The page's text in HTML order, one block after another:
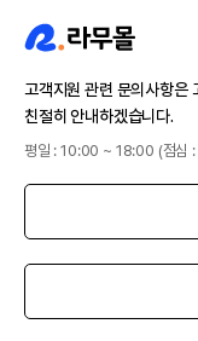
고객지원 관련 문의사항은
친절히 안내하겠습니다.
평일 : 10:00 ~ 18:00 (점심